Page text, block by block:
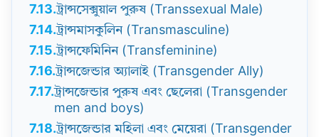
7.13.ট্রান্সসেক্সুয়াল পুরুষ (Transsexual Male)
7.14.ট্রান্সমাসকুলিন (Transmasculine)
7.15.ট্রান্সফেমিনিন (Transfeminine)
7.16.ট্রান্সজেন্ডার অ্যালাই (Transgender Ally)
7.17.ট্রান্সজেন্ডার পুরুষ এবং ছেলেরা (Transgender
men and boys)
7.18.ট্রান্সজেন্ডার মহিলা এবং মেয়েরা (Transgender